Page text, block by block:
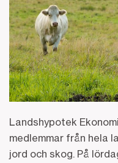
Landshypotek
medlemmar från hela
jord och skog. På